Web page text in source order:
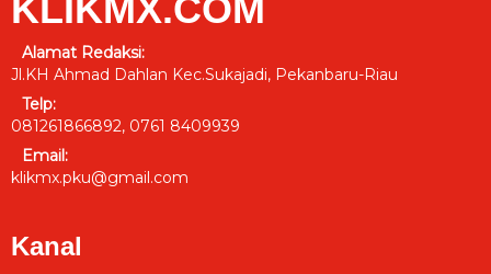
KLIKMX.COM
Alamat Redaksi:
Jl.KH Ahmad Dahlan Kec.Sukajadi, Pekanbaru-Riau
Telp:
081261866892, 0761 8409939
Email:
klikmx.pku@gmail.com
Kanal